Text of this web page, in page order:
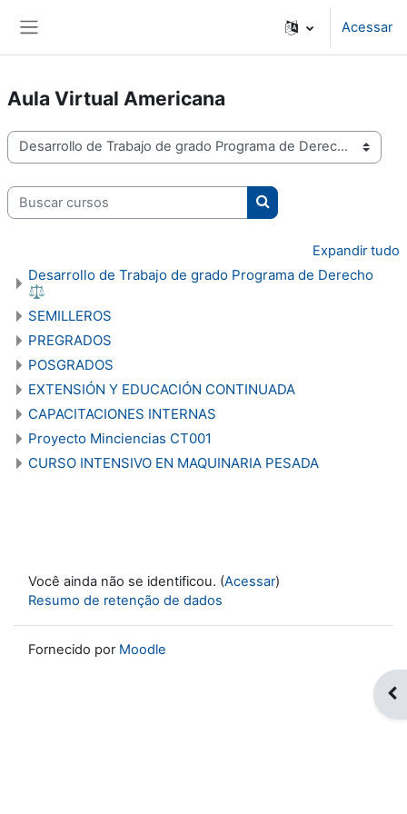
Acessar
Aula Virtual Americana
Categorias de Cursos
Buscar cursos
Buscar cursos
Expandir tudo
Desarrollo de Trabajo de grado Programa de Derecho
⚖
SEMILLEROS
PREGRADOS
POSGRADOS
EXTENSIÓN Y EDUCACIÓN CONTINUADA
CAPACITACIONES INTERNAS
Proyecto Minciencias CT001
CURSO INTENSIVO EN MAQUINARIA PESADA
Você ainda não se identificou. (Acessar)
Resumo de retenção de dados
Fornecido por Moodle